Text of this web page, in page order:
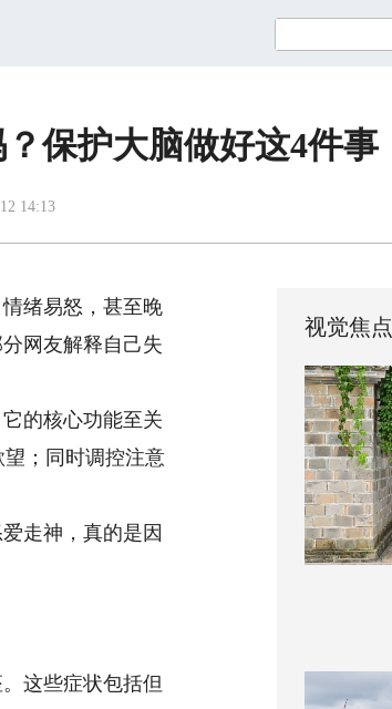
保护大脑做好这4件事
14:13
绪易怒，甚至晚
网友解释自己失
的核心功能至关
；同时调控注意
走神，真的是因
这些症状包括但
视觉焦点